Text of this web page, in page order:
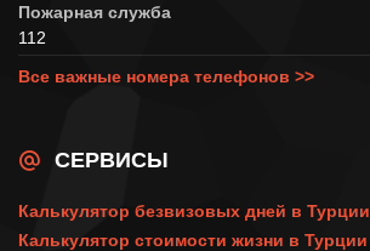
Пожарная служба
112
Все важные номера телефонов >>
СЕРВИСЫ
Калькулятор безвизовых дней в Турции
Калькулятор стоимости жизни в Турции